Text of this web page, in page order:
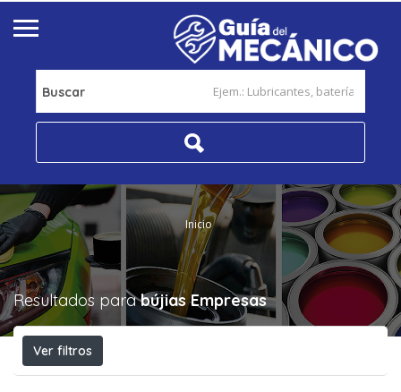
Buscar
Inicio
Resultados parabújias Empresas
Ver filtros